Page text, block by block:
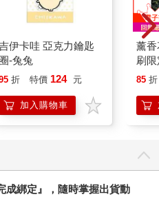
伊卡哇 亞克力鑰匙
圈-兔兔
折 特價 124 元
加入購物車
薰
刷
85 折
成綁定』，隨時掌握出貨動